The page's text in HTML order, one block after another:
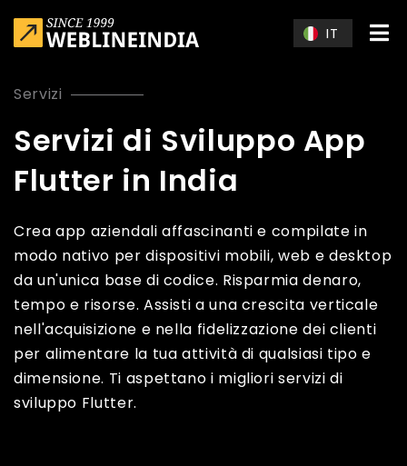
IT
Servizi
Servizi di Sviluppo App
Flutter in India
Crea app aziendali affascinanti e compilate in
modo nativo per dispositivi mobili, web e desktop
da un'unica base di codice. Risparmia denaro,
tempo e risorse. Assisti a una crescita verticale
nell'acquisizione e nella fidelizzazione dei clienti
per alimentare la tua attività di qualsiasi tipo e
dimensione. Ti aspettano i migliori servizi di
sviluppo Flutter.